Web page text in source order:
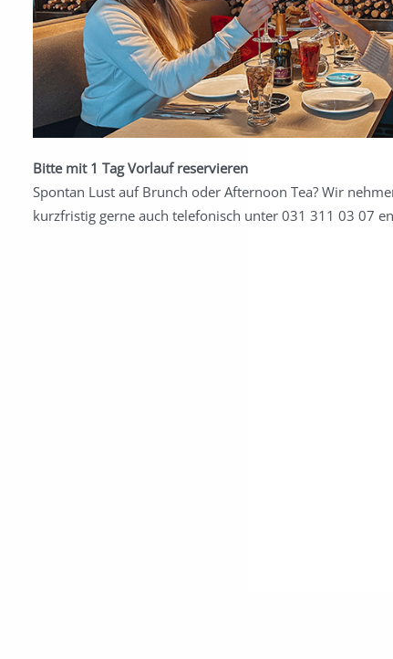
Bitte mit 1 Tag Vorlauf reservieren
Spontan Lust auf Brunch oder Afternoon Tea? Wir
kurzfristig gerne auch telefonisch unter 031 311 03 07